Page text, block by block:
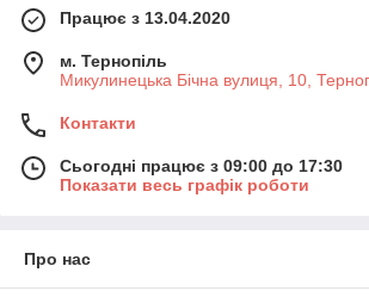
Різноманіття матеріалів:
комбінованих ниток. Ви можете обрати
високим ворсом (Shaggy) для
особливу увагу деталям. Кожен килим
високоякісний оверлок , що гарантує
стиль, геометричні принти, однотонні
кольори або яскраві акценти — у
Працює з 13.04.2020
м. Тернопіль
Микулинецька Бічна вулиця, 10,
Контакти
Сьогодні працює з 09:00 до 17:30
Показати весь графік роботи
Про нас